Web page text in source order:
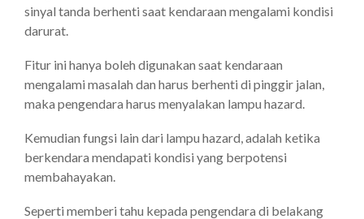
sinyal tanda berhenti saat kendaraan mengalami kondisi
darurat.
Fitur ini hanya boleh digunakan saat kendaraan
mengalami masalah dan harus berhenti di pinggir jalan,
maka pengendara harus menyalakan lampu hazard.
Kemudian fungsi lain dari lampu hazard, adalah ketika
berkendara mendapati kondisi yang berpotensi
membahayakan.
Seperti memberi tahu kepada pengendara di belakang